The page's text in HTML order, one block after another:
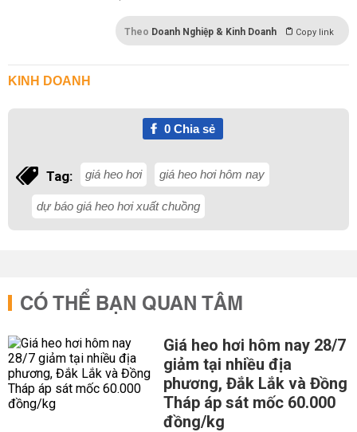
Theo Doanh Nghiệp & Kinh Doanh Copy link
KINH DOANH
0Chia sẻ
Tag: giá heo hơi giá heo hơi hôm nay
dự báo giá heo hơi xuất chuồng
CÓ THỂ BẠN QUAN TÂM
Giá heo hơi hôm nay 28/7
giảm tại nhiều địa
phương, Đắk Lắk và Đồng
Tháp áp sát mốc 60.000
đồng/kg